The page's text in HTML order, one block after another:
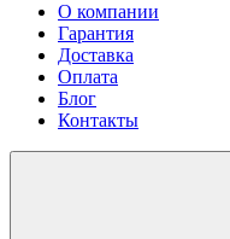
О компании
Гарантия
Доставка
Оплата
Блог
Контакты